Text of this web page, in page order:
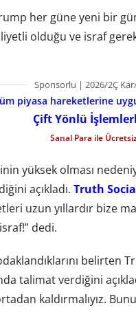
her güne yeni bir
olduğu ve israf
Sponsorlu | 2026/2Ç
piyasa hareketlerine
Çift Yönlü
Sanal Para ile
yüksek olması
açıkladı. Truth
uzun yıllardır bize
dedi.
belirten
talimat verdiğini
kaldırmalıyız.